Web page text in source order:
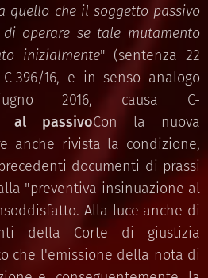
quello che il soggetto passivo
operare se tale mutamento
inizialmente" (sentenza 22
396/16, e in senso analogo
2016, causa C-
al passivoCon la nuova
anche rivista la condizione,
documenti di prassi
"preventiva insinuazione al
Alla luce anche di
della Corte di giustizia
che l'emissione della nota di